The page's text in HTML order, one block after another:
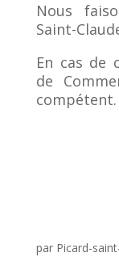
Nous
Saint-
En cas de
de
compétent.
par Picard-